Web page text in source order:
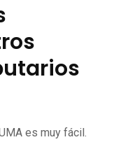
es muy fácil.